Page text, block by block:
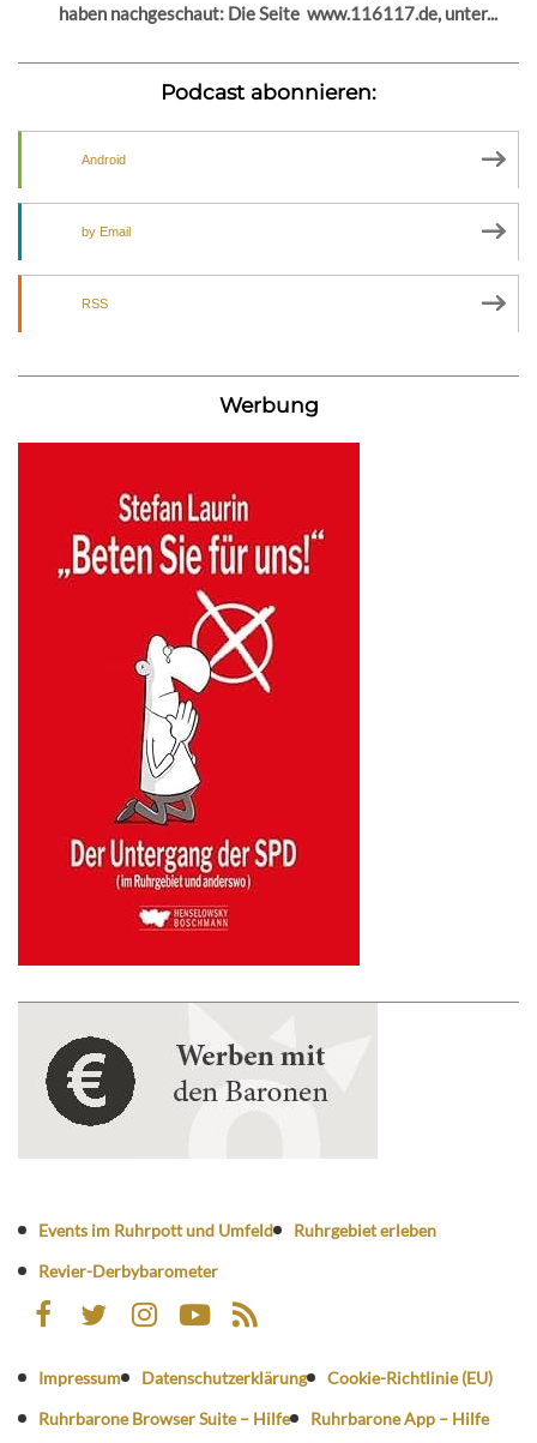
haben nachgeschaut: Die Seite www.116117.de, unter...
Podcast abonnieren:
Android
by Email
RSS
Werbung
Events im Ruhrpott und Umfeld
Ruhrgebiet erleben
Revier-Derbybarometer
Impressum Datenschutzerklärung
Cookie-Richtlinie (EU)
Ruhrbarone Browser Suite – Hilfe
Ruhrbarone App – Hilfe